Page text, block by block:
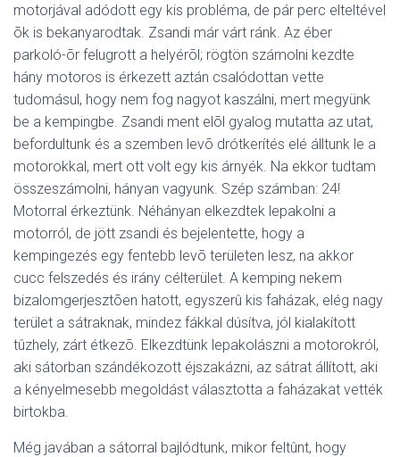
motorjával adódott egy kis probléma, de pár perc elteltével
õk is bekanyarodtak. Zsandi már várt ránk. Az éber
parkoló-õr felugrott a helyérõl; rögtön számolni kezdte
hány motoros is érkezett aztán csalódottan vette
tudomásul, hogy nem fog nagyot kaszálni, mert megyünk
be a kempingbe. Zsandi ment elõl gyalog mutatta az utat,
befordultunk és a szemben levõ drótkerítés elé álltunk le a
motorokkal, mert ott volt egy kis árnyék. Na ekkor tudtam
összeszámolni, hányan vagyunk. Szép számban: 24!
Motorral érkeztünk. Néhányan elkezdtek lepakolni a
motorról, de jött zsandi és bejelentette, hogy a
kempingezés egy fentebb levõ területen lesz, na akkor
cucc felszedés és irány célterület. A kemping nekem
bizalomgerjesztõen hatott, egyszerû kis faházak, elég nagy
terület a sátraknak, mindez fákkal dúsítva, jól kialakított
tûzhely, zárt étkezõ. Elkezdtünk lepakolászni a motorokról,
aki sátorban szándékozott éjszakázni, az sátrat állított, aki
a kényelmesebb megoldást választotta a faházakat vették
birtokba.
Még javában a sátorral bajlódtunk, mikor feltûnt, hogy